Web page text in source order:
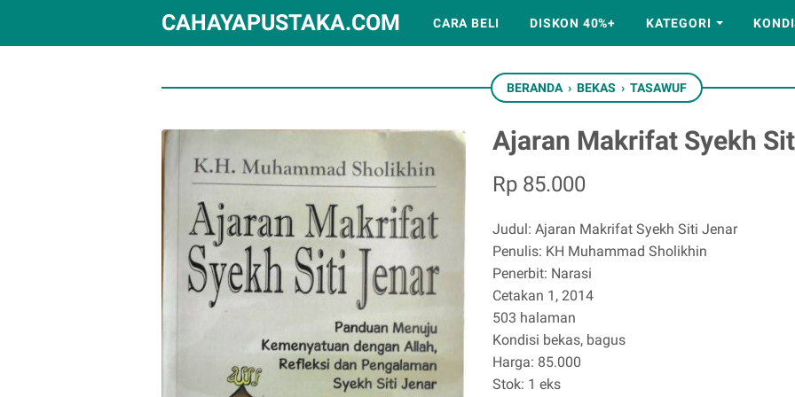
CAHAYAPUSTAKA.COM CARA BELI DISKON 40%+ KATEGORI
BERANDA › BEKAS › TASAWUF
Ajaran Makrifat Syekh
Rp 85.000
Judul: Ajaran Makrifat Syekh Siti Jenar
Penulis: KH Muhammad Sholikhin
Penerbit: Narasi
Cetakan 1, 2014
503 halaman
Kondisi bekas, bagus
Harga: 85.000
Stok: 1 eks